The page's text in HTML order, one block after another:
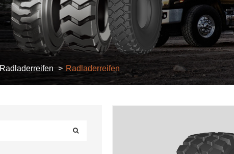
Radladerreifen Radladerreifen